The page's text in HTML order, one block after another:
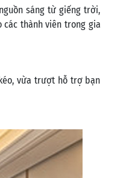
sáng từ giếng trời,
các thành viên trong gia
vừa trượt hỗ trợ bạn